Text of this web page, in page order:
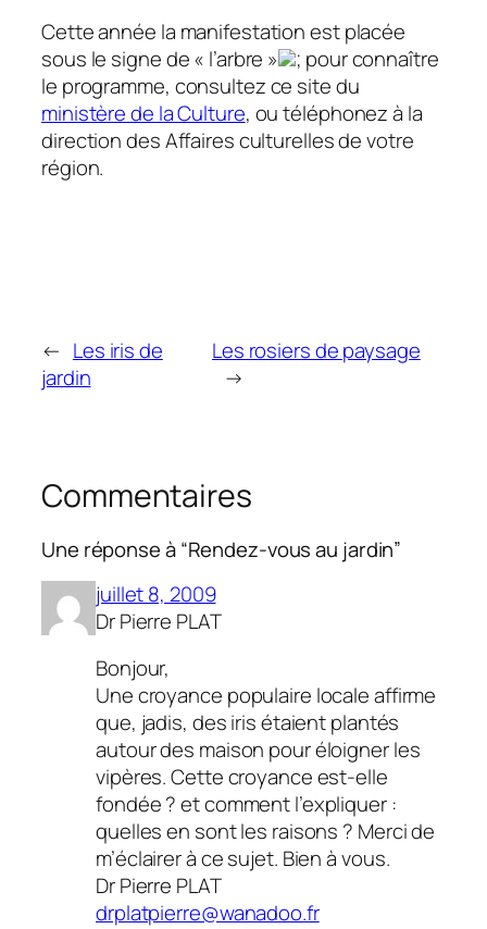
Cette année la manifestation est placée
sous le signe de « l’arbre »
; pour connaître
le programme, consultez ce site du
ministère de la Culture, ou téléphonez à la
direction des Affaires culturelles de votre
région.
← Les iris de
jardin
Les rosiers de paysage
→
Commentaires
Une réponse à “Rendez-vous au jardin”
juillet 8, 2009
Dr Pierre PLAT
Bonjour,
Une croyance populaire locale affirme
que, jadis, des iris étaient plantés
autour des maison pour éloigner les
vipères. Cette croyance est-elle
fondée ? et comment l’expliquer :
quelles en sont les raisons ? Merci de
m’éclairer à ce sujet. Bien à vous.
Dr Pierre PLAT
drplatpierre@wanadoo.fr